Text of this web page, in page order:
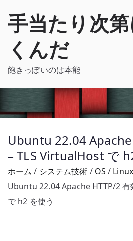
手当たり次
くんだ
飽きっぽいのは本能
Ubuntu 22.04
– TLS VirtualHost で
ホーム システム技術 OS Linux
Ubuntu 22.04 Apache HTTP/2
で h2 を使う